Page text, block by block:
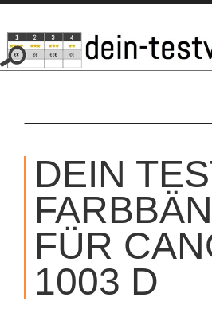
SKIP
CONTENT
DEIN
FÜR
1003 D